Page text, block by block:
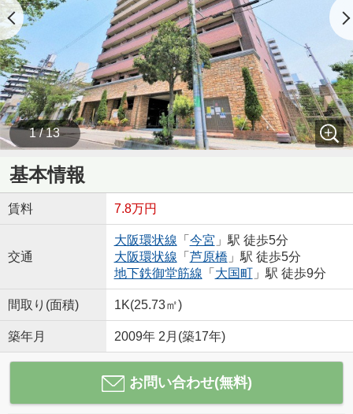
1 / 13
基本情報
賃料 7.8万円
交通
大阪環状線 「 今宮 」駅 徒歩5分
大阪環状線 「 芦原橋 」駅 徒歩5分
地下鉄御堂筋線 「 大国町」駅 徒歩9分
間取り(面積) 1K(25.73㎡)
築年月 2009年 2月(築17年)
お問い合わせ(無料)